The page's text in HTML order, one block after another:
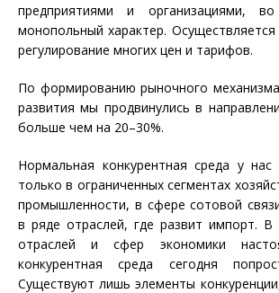
предприятиями и организациями,
монопольный характер. Осуществляется
регулирование многих цен и тарифов.
По формированию рыночного
развития мы продвинулись в
больше чем на 20–30%.
Нормальная конкурентная среда у нас
только в ограниченных сегментах
промышленности, в сфере сотовой
в ряде отраслей, где развит импорт.
отраслей и сфер экономики
конкурентная среда сегодня
Существуют лишь элементы